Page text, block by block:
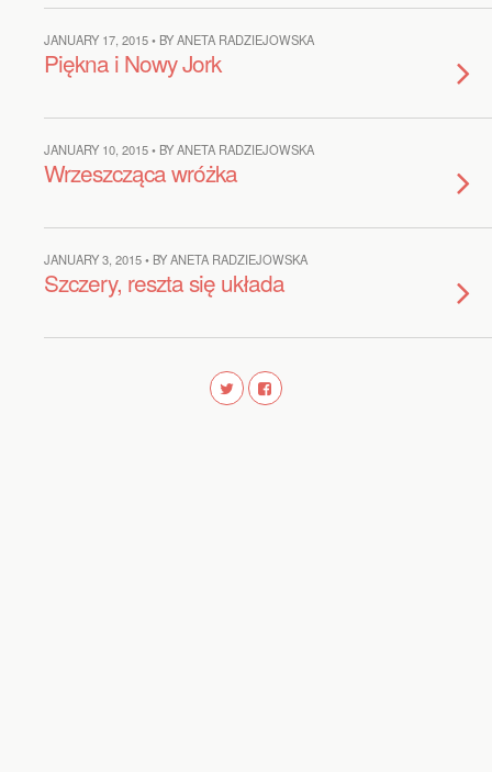
JANUARY 17, 2015 • BY ANETA RADZIEJOWSKA
Piękna i Nowy Jork
JANUARY 10, 2015 • BY ANETA RADZIEJOWSKA
Wrzeszcząca wróżka
JANUARY 3, 2015 • BY ANETA RADZIEJOWSKA
Szczery, reszta się układa